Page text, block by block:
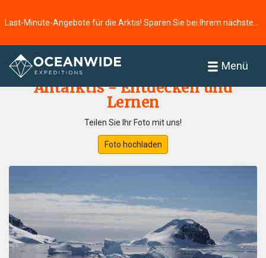
Menü
Startseite
Antarktis - Entdecken und
Lernen
Teilen Sie Ihr Foto mit uns!
Foto hochladen